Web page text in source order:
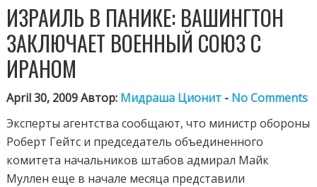
ИЗРАИЛЬ В ПАНИКЕ: ВАШИНГТОН
ЗАКЛЮЧАЕТ ВОЕННЫЙ СОЮЗ С
ИРАНОМ
April 30, 2009 Автор: Мидраша Ционит - No Comments
Эксперты агентства сообщают, что министр обороны
Роберт Гейтс и председатель объединенного
комитета начальников штабов адмирал Майк
Муллен еще в начале месяца представили